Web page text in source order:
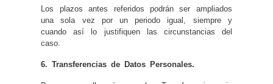
Los plazos antes referidos podrán ser ampliados
una sola vez por un periodo igual, siempre y
cuando así lo justifiquen las circunstancias del
caso.
6. Transferencias de Datos Personales.